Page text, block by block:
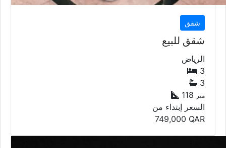
شقق
شقق للبيع
الرياض
3
3
118 متر
السعر إبتداء من
749,000 QAR